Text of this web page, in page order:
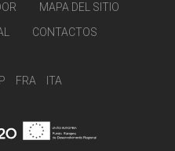
MAPA DEL SITIO
CONTACTOS
FRA ITA